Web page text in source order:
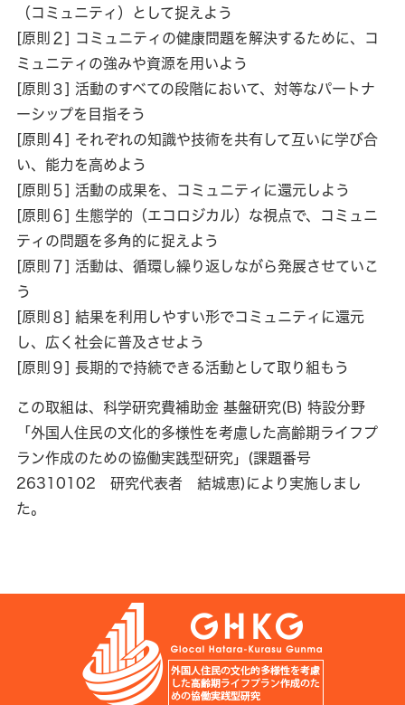
（コミュニティ）として捉えよう
[原則２] コミュニティの健康問題を解決するために、コ
ミュニティの強みや資源を用いよう
[原則３] 活動のすべての段階において、対等なパートナ
ーシップを目指そう
[原則４] それぞれの知識や技術を共有して互いに学び合
い、能力を高めよう
[原則５] 活動の成果を、コミュニティに還元しよう
[原則６] 生態学的（エコロジカル）な視点で、コミュニ
ティの問題を多角的に捉えよう
[原則７] 活動は、循環し繰り返しながら発展させていこ
う
[原則８] 結果を利用しやすい形でコミュニティに還元
し、広く社会に普及させよう
[原則９] 長期的で持続できる活動として取り組もう
この取組は、科学研究費補助金 基盤研究(B) 特設分野
「外国人住民の文化的多様性を考慮した高齢期ライフプ
ラン作成のための協働実践型研究」(課題番号
26310102 研究代表者 結城恵)により実施しまし
た。